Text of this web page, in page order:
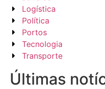
Logística
Política
Portos
Tecnologia
Transporte
Últimas